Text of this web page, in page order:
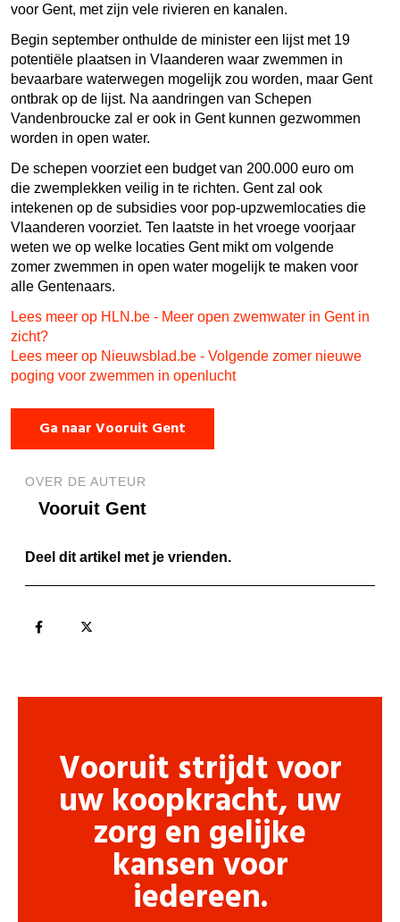
voor Gent, met zijn vele rivieren en kanalen.
Begin september onthulde de minister een lijst met 19
potentiële plaatsen in Vlaanderen waar zwemmen in
bevaarbare waterwegen mogelijk zou worden, maar Gent
ontbrak op de lijst. Na aandringen van Schepen
Vandenbroucke zal er ook in Gent kunnen gezwommen
worden in open water.
De schepen voorziet een budget van 200.000 euro om
die zwemplekken veilig in te richten. Gent zal ook
intekenen op de subsidies voor pop-upzwemlocaties die
Vlaanderen voorziet. Ten laatste in het vroege voorjaar
weten we op welke locaties Gent mikt om volgende
zomer zwemmen in open water mogelijk te maken voor
alle Gentenaars.
Lees meer op HLN.be - Meer open zwemwater in Gent in
zicht?
Lees meer op Nieuwsblad.be - Volgende zomer nieuwe
poging voor zwemmen in openlucht
Ga naar Vooruit Gent
OVER DE AUTEUR
Vooruit Gent
Deel dit artikel met je vrienden.
Vooruit strijdt voor
uw koopkracht, uw
zorg en gelijke
kansen voor
iedereen.